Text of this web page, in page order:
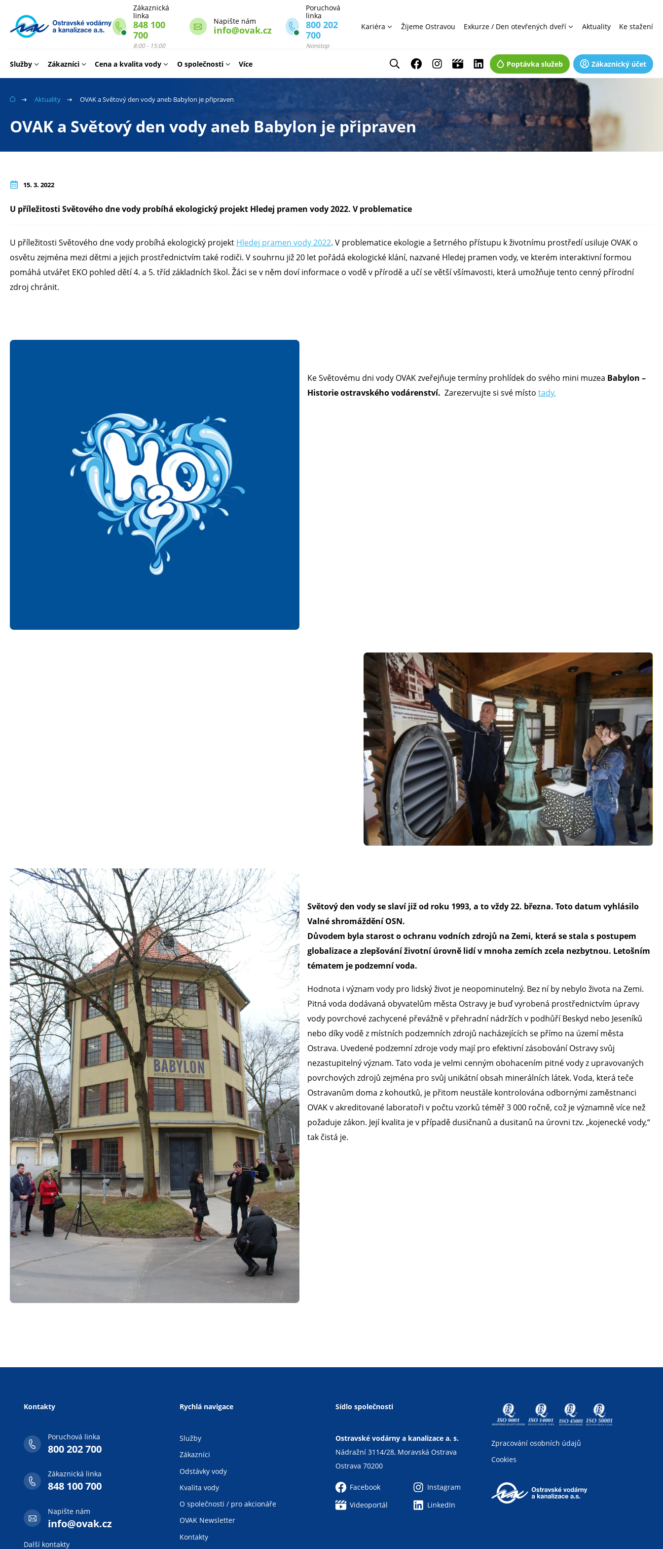
Webové
míru
Zákaznická
linka
848 100
700
8:00 - 15:00
Napište nám
info@ovak.cz
Poruchová
linka
800 202
700
Nonstop
Kariéra Žijeme Ostravou Exkurze / Den otevřených dveří Aktuality Ke stažení
Služby Zákazníci Cena a kvalita vody O společnosti Více Poptávka služeb Zákaznický účet
Aktuality OVAK a Světový den vody aneb Babylon je připraven
OVAK a Světový den vody aneb Babylon je připraven
15. 3. 2022
U příležitosti Světového dne vody probíhá ekologický projekt Hledej pramen vody 2022. V problematice
U příležitosti Světového dne vody probíhá ekologický projekt Hledej pramen vody 2022. V problematice ekologie a šetrného přístupu k životnímu prostředí usiluje OVAK o
osvětu zejména mezi dětmi a jejich prostřednictvím také rodiči. V souhrnu již 20 let pořádá ekologické klání, nazvané Hledej pramen vody, ve kterém interaktivní formou
pomáhá utvářet EKO pohled dětí 4. a 5. tříd základních škol. Žáci se v něm doví informace o vodě v přírodě a učí se větší všímavosti, která umožňuje tento cenný přírodní
zdroj chránit.
Ke Světovému dni vody OVAK zveřejňuje termíny prohlídek do svého mini muzea Babylon –
Historie ostravského vodárenství. Zarezervujte si své místo tady.
Světový den vody se slaví již od roku 1993, a to vždy 22. března. Toto datum vyhlásilo
Valné shromáždění OSN.
Důvodem byla starost o ochranu vodních zdrojů na Zemi, která se stala s postupem
globalizace a zlepšování životní úrovně lidí v mnoha zemích zcela nezbytnou. Letošním
tématem je podzemní voda.
Hodnota i význam vody pro lidský život je neopominutelný. Bez ní by nebylo života na Zemi.
Pitná voda dodávaná obyvatelům města Ostravy je buď vyrobená prostřednictvím úpravy
vody povrchové zachycené převážně v přehradní nádržích v podhůří Beskyd nebo Jeseníků
nebo díky vodě z místních podzemních zdrojů nacházejících se přímo na území města
Ostrava. Uvedené podzemní zdroje vody mají pro efektivní zásobování Ostravy svůj
nezastupitelný význam. Tato voda je velmi cenným obohacením pitné vody z upravovaných
povrchových zdrojů zejména pro svůj unikátní obsah minerálních látek. Voda, která teče
Ostravanům doma z kohoutků, je přitom neustále kontrolována odbornými zaměstnanci
OVAK v akreditované laboratoři v počtu vzorků téměř 3 000 ročně, což je významně více než
požaduje zákon. Její kvalita je v případě dusičnanů a dusitanů na úrovni tzv. „kojenecké vody,“
tak čistá je.
Kontakty
Poruchová linka
800 202 700
Zákaznická linka
848 100 700
Napište nám
info@ovak.cz
Další kontakty
Rychlá navigace
Služby
Zákazníci
Odstávky vody
Kvalita vody
O společnosti / pro akcionáře
OVAK Newsletter
Kontakty
Sídlo společnosti
Ostravské vodárny a kanalizace a. s.
Nádražní 3114/28, Moravská Ostrava
Ostrava 70200
Facebook
Instagram
Videoportál
LinkedIn
Zpracování osobních údajů
Cookies